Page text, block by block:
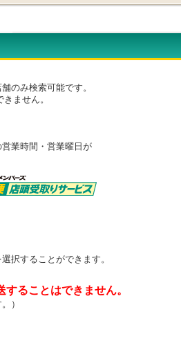
のみ検索可能です。
ません。
業時間・営業曜日が
択することができます。
ることはできません。
）